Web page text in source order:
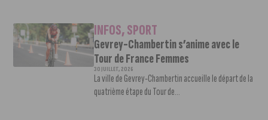
INFOS,SPORT
Gevrey-Chambertin s’anime avec le
Tour de France Femmes
30 JUILLET, 2026
La ville de Gevrey-Chambertin accueille le départ de la
quatrième étape du Tour de...